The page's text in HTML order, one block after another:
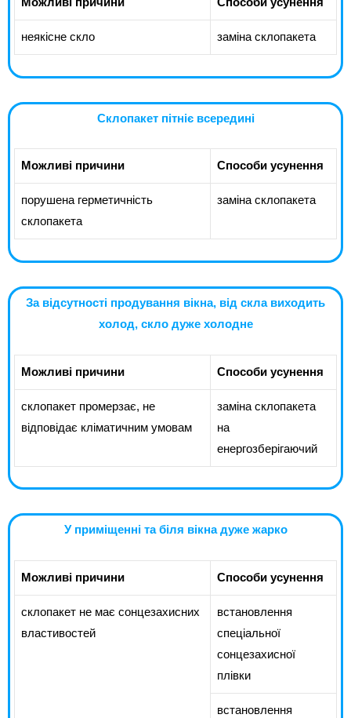
неякісне скло заміна склопакета
Склопакет пітніє всередині
Можливі причини Способи усунення
порушена герметичність
склопакета
заміна склопакета
За відсутності продування вікна, від скла виходить
холод, скло дуже холодне
Можливі причини Способи усунення
склопакет промерзає, не
відповідає кліматичним умовам
заміна склопакета
на
енергозберігаючий
У приміщенні та біля вікна дуже жарко
Можливі причини Способи усунення
склопакет не має сонцезахисних
властивостей
встановлення
спеціальної
сонцезахисної
плівки
встановлення